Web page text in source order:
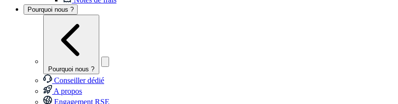
Pourquoi nous ?
Pourquoi nous ?
Conseiller dédié
A propos
Engagement RSE